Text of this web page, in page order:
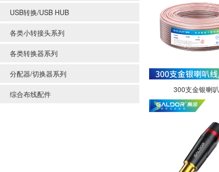
USB转换/USB HUB
各类小转接头系列
各类转换器系列
分配器/切换器系列
综合布线配件
300支金银喇